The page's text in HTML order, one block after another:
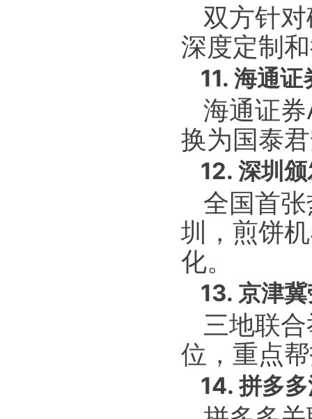
双方针
深度定制
11. 海通
海通证
换为国泰
12. 深圳
全国首
圳，煎饼
化。
13. 京津
三地联
位，重点
14. 拼多